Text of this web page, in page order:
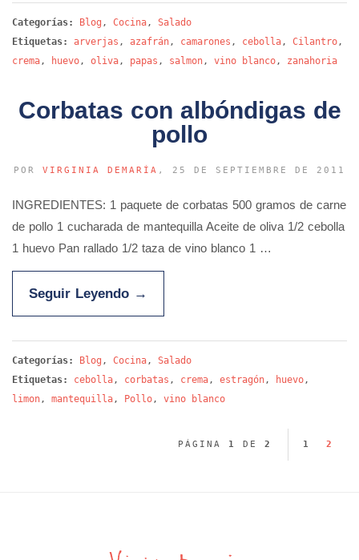
Categorías: Blog , Cocina, Salado
Etiquetas:
arverjas , azafrán, camarones , cebolla, Cilantro,
crema, huevo, oliva, papas , salmon, vino blanco, zanahoria
Corbatas con albóndigas de
pollo
POR VIRGINIA DEMARÍA , 25 DE SEPTIEMBRE DE 2011
INGREDIENTES: 1 paquete de corbatas 500 gramos de carne
de pollo 1 cucharada de mantequilla Aceite de oliva 1/2 cebolla
1 huevo Pan rallado 1/2 taza de vino blanco 1 …
Seguir Leyendo →
Categorías: Blog , Cocina, Salado
Etiquetas:
cebolla, corbatas , crema, estragón, huevo,
limon, mantequilla, Pollo, vino blanco
1 2
PÁGINA 1 DE 2